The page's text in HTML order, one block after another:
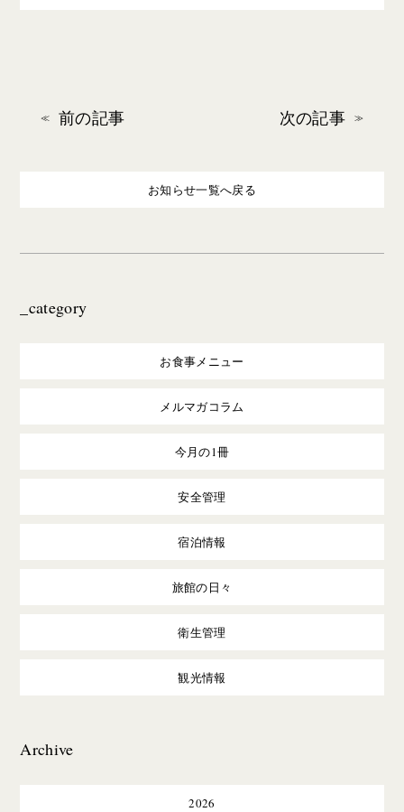
前の記事 次の記事
お知らせ一覧へ戻る
_category
お食事メニュー
メルマガコラム
今月の1冊
安全管理
宿泊情報
旅館の日々
衛生管理
観光情報
Archive
2026